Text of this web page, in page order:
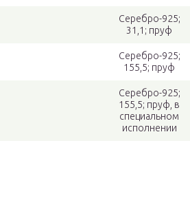
Серебро-925;
31,1; пруф
Серебро-925;
155,5; пруф
Серебро-925;
155,5; пруф, в
специальном
исполнении